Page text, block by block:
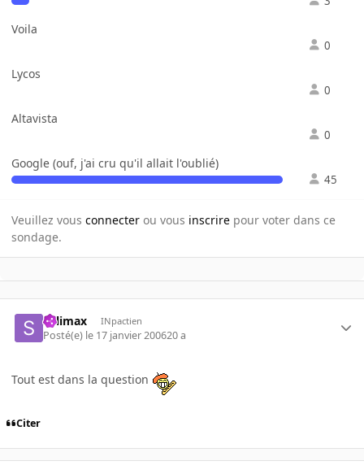
Voila
0
Lycos
0
Altavista
0
Google (ouf, j'ai cru qu'il allait l'oublié)
45
Veuillez vous connecter ou vous inscrire pour voter dans ce
sondage.
Salimax INpactien
Posté(e) le 17 janvier 200620 a
Tout est dans la question
Citer